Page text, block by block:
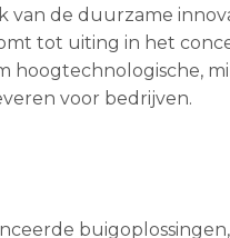
van de duurzame
tot uiting in het
hoogtechnologische,
voor bedrijven.